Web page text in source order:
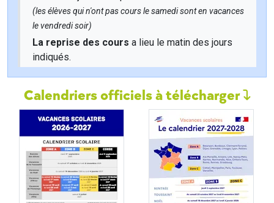
(les élèves qui n'ont pas cours le samedi sont en vacances
le vendredi soir)
La reprise des cours a lieu le matin des jours
indiqués.
Calendriers officiels à télécharger